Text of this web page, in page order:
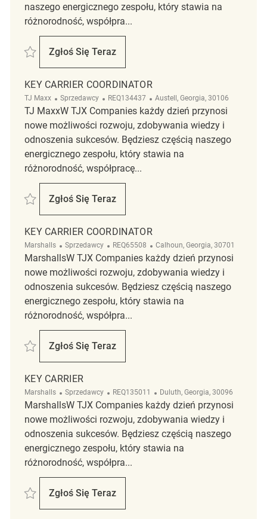
naszego energicznego zespołu, który stawia na
różnorodność, współpra...
Zapisać Key Carrier Coordinator REQ131624
Zgłoś Się Teraz
Key Carrier Coordinator
KEY CARRIER COORDINATOR
TJ Maxx Kategoria
Sprzedawcy ReqId
REQ134437 Lokalizacja
Austell, Georgia, 30106
TJ MaxxW TJX Companies każdy dzień przynosi
nowe możliwości rozwoju, zdobywania wiedzy i
odnoszenia sukcesów. Będziesz częścią naszego
energicznego zespołu, który stawia na
różnorodność, współpracę...
Zapisać Key Carrier Coordinator REQ134437
Zgłoś Się Teraz
Key Carrier Coordinator
KEY CARRIER COORDINATOR
Marshalls Kategoria
Sprzedawcy ReqId
REQ65508 Lokalizacja
Calhoun, Georgia, 30701
MarshallsW TJX Companies każdy dzień przynosi
nowe możliwości rozwoju, zdobywania wiedzy i
odnoszenia sukcesów. Będziesz częścią naszego
energicznego zespołu, który stawia na
różnorodność, współpra...
Zapisać Key Carrier Coordinator REQ65508
Zgłoś Się Teraz
Key Carrier Coordinator
KEY CARRIER
Marshalls Kategoria
Sprzedawcy ReqId
REQ135011 Lokalizacja
Duluth, Georgia, 30096
MarshallsW TJX Companies każdy dzień przynosi
nowe możliwości rozwoju, zdobywania wiedzy i
odnoszenia sukcesów. Będziesz częścią naszego
energicznego zespołu, który stawia na
różnorodność, współpra...
Zapisać Key Carrier REQ135011
Zgłoś Się Teraz
Key Carrier